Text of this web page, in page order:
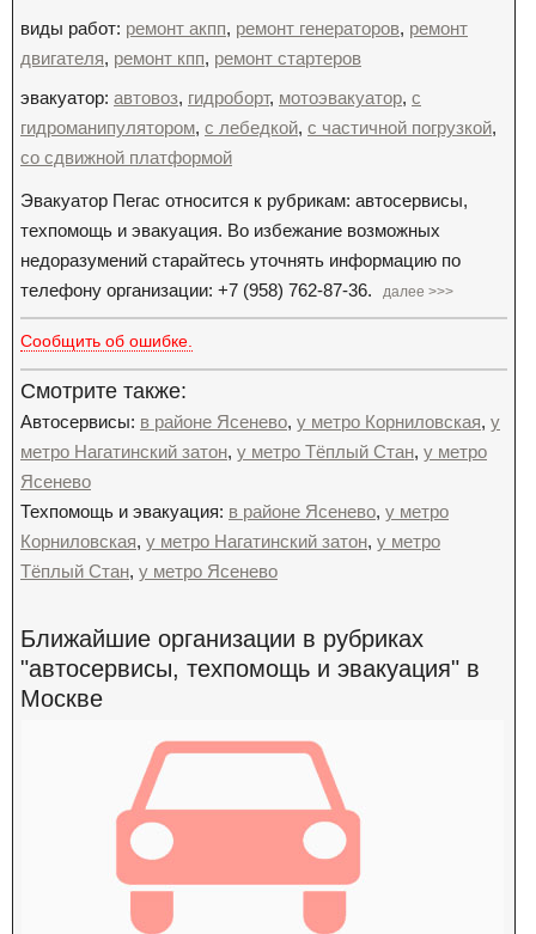
виды работ: ремонт акпп, ремонт генераторов, ремонт
двигателя, ремонт кпп, ремонт стартеров
эвакуатор: автовоз, гидроборт, мотоэвакуатор, с
гидроманипулятором, с лебедкой, с частичной погрузкой,
со сдвижной платформой
Эвакуатор Пегас относится к рубрикам: автосервисы,
техпомощь и эвакуация. Во избежание возможных
недоразумений старайтесь уточнять информацию по
телефону организации: +7 (958) 762-87-36.
далее >>>
Сообщить об ошибке.
Смотрите также:
Автосервисы: в районе Ясенево, у метро Корниловская, у
метро Нагатинский затон, у метро Тёплый Стан, у метро
Ясенево
Техпомощь и эвакуация: в районе Ясенево, у метро
Корниловская, у метро Нагатинский затон, у метро
Тёплый Стан, у метро Ясенево
Ближайшие организации в рубриках
"автосервисы, техпомощь и эвакуация" в
Москве